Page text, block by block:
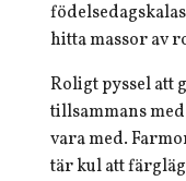
hitta massor av
Roligt pyssel att
tillsammans
vara med.
tär kul att